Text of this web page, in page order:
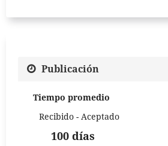
Publicación
Tiempo promedio
Recibido - Aceptado
100 días